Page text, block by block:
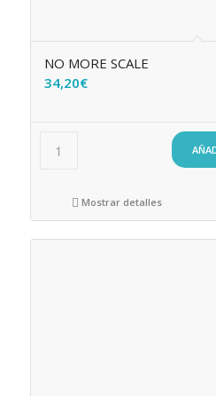
NO MORE SCALE
34,20€
Mostrar detalles